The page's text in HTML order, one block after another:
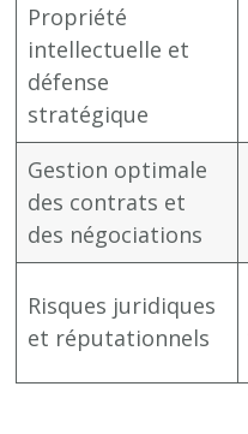
Propriété
intellectuelle et
défense
stratégique
Gestion optimale
des contrats et
des négociations
Risques juridiques
et réputationnels